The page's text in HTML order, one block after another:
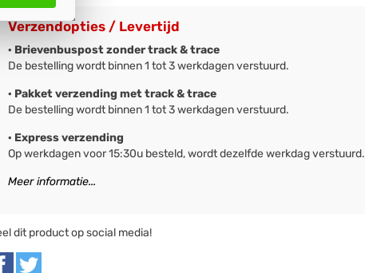
Verzendopties / Levertijd
· Brievenbuspost zonder track & trace
De bestelling wordt binnen 1 tot 3 werkdagen verstuurd.
· Pakket verzending met track & trace
De bestelling wordt binnen 1 tot 3 werkdagen verstuurd.
· Express verzending
Op werkdagen voor 15:30u besteld, wordt dezelfde werkdag verstuurd.
Meer informatie...
dit product op social media!